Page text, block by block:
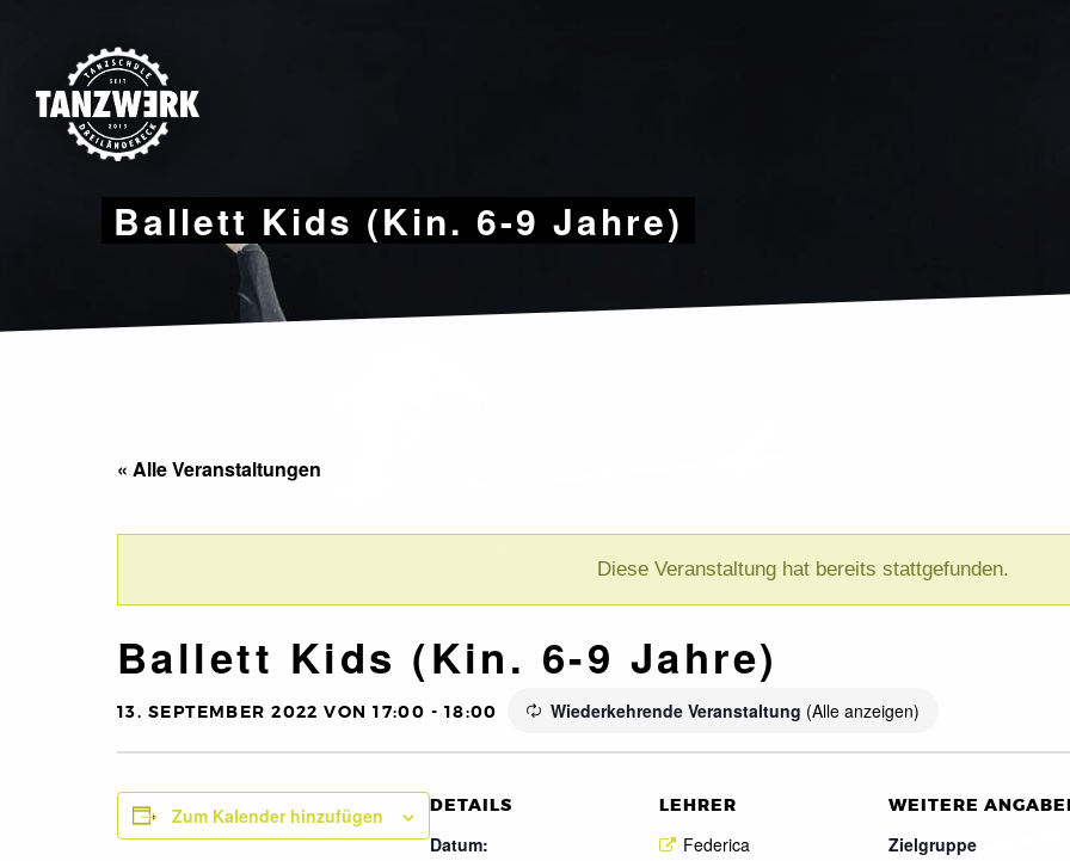
Ballett Kids (Kin. 6-9 Jahre)
« Alle Veranstaltungen
Diese Veranstaltung hat bereits stattgefunden.
Ballett Kids (Kin. 6-9 Jahre)
13. SEPTEMBER 2022 VON 17:00 - 18:00 Wiederkehrende Veranstaltung (Alle anzeigen)
Zum Kalender hinzufügen DETAILS
Datum:
LEHRER
Federica
WEITERE
Zielgruppe